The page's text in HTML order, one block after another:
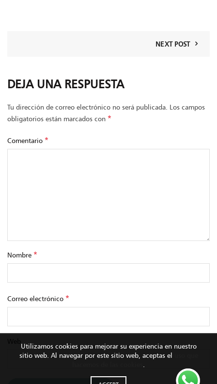
NEXT POST
DEJA UNA RESPUESTA
Tu dirección de correo electrónico no será publicada. Los campos
obligatorios están marcados con *
Comentario *
Nombre *
Correo electrónico *
Utilizamos cookies para mejorar su experiencia en nuestro
sitio web. Al navegar por este sitio web, aceptas el